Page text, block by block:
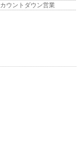
カウントダウン営業